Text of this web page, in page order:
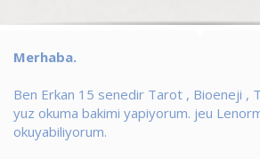
Merhaba.
Ben Erkan 15 senedir Tarot , Bioeneji ,
yuz okuma bakimi yapiyorum. jeu
okuyabiliyorum.